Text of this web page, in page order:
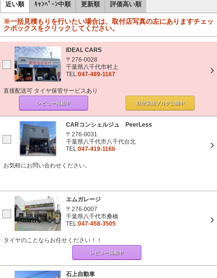
近い順 ｷｬﾝﾍﾟｰﾝ中順 更新順 評価高い順
※一括見積もりを行いたい場合は、取付店写真の左にありますチェッ
クボックスをクリックしてください。
IDEAL CARS
〒276-0028
千葉県八千代市村上
TEL:047-489-1167
直接配送可 タイヤ保管サービスあり
レビュー掲載中 取付実績ブログ公開中
CARコンシェルジュ PeerLess
〒276-0031
千葉県八千代市八千代台北
TEL:047-419-1166
お気軽にお問い合わせください。
エムガレージ
〒276-0007
千葉県八千代市桑橋
TEL:047-458-3505
タイヤのことならお任せください！！
レビュー掲載中
石上自動車